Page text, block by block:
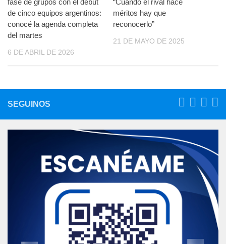
fase de grupos con el debut
de cinco equipos argentinos:
conocé la agenda completa
del martes
6 DE ABRIL DE 2026
“Cuando el rival hace
méritos hay que
reconocerlo”
21 DE MAYO DE 2025
SEGUINOS